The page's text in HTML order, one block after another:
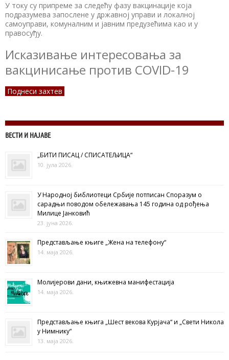
У току су припреме за следећу фазу вакцинације која
подразумева запослене у државној управи и локалној
самоуправи, комуналним и јавним предузећима као и у
правосуђу.
Исказивање интересовања за
вакцинисање против COVID-19
Поднеси захтев
ВЕСТИ И НАЈАВЕ
„БИТИ ПИСАЦ / СПИСАТЕЉИЦА“
10. јула 2026.
У Народној библиотеци Србије потписан Споразум о
сарадњи поводом обележавања 145 година од рођења
Милице Јанковић
23. јуна 2026.
Представљање књиге „Жена на телефону“
14. маја 2026.
Молијерови дани, књижевна манифестација
14. маја 2026.
Представљање књига „Шест векова Курјача“ и „Свети Никола
у Нимнику“
13. маја 2026.